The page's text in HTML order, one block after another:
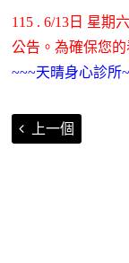
115 . 6/13日 星期
公告。為確保您
~~~天晴身心診所
上一個